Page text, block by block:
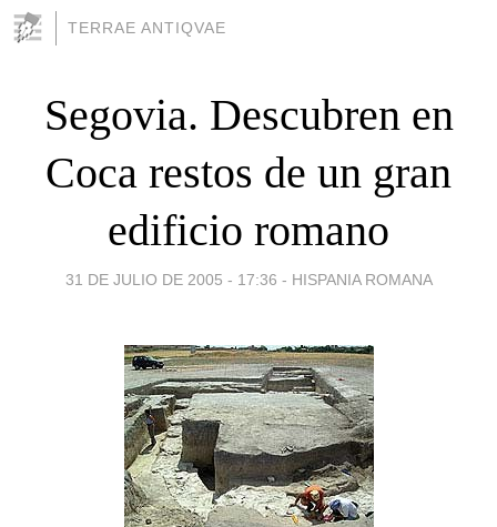
TERRAE ANTIQVAE
Segovia. Descubren en
Coca restos de un gran
edificio romano
31 DE JULIO DE 2005 - 17:36 - HISPANIA ROMANA